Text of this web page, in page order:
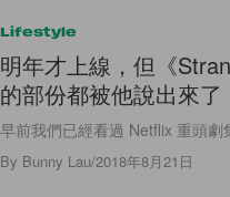
Lifestyle
明年才上線，但《
的部份都被他說出來了
早前我們已經看過 Netflix 重頭劇
By Bunny Lau/2018年8月21日